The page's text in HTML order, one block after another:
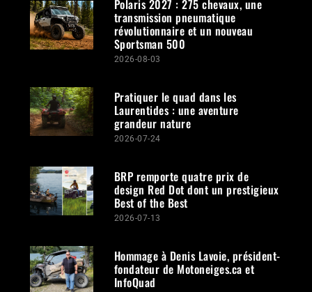
Polaris 2027 : 275 chevaux, une
transmission pneumatique
révolutionnaire et un nouveau
Sportsman 500
2026-08-03
Pratiquer le quad dans les
Laurentides : une aventure
grandeur nature
2026-07-24
BRP remporte quatre prix de
design Red Dot dont un prestigieux
Best of the Best
2026-07-13
Hommage à Denis Lavoie, président-
fondateur de Motoneiges.ca et
InfoQuad